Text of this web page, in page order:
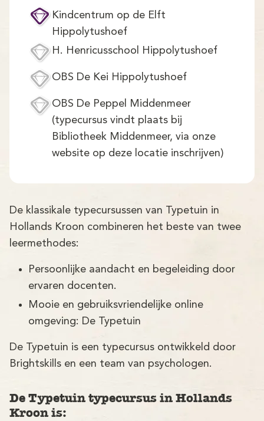
Demo
Aanmelden
Kindcentrum op de Elft
Hippolytushoef
H. Henricusschool Hippolytushoef
OBS De Kei Hippolytushoef
OBS De Peppel Middenmeer
(typecursus vindt plaats bij
Bibliotheek Middenmeer, via onze
website op deze locatie inschrijven)
De klassikale typecursussen van Typetuin in
Hollands Kroon combineren het beste van twee
leermethodes:
Persoonlijke aandacht en begeleiding door
ervaren docenten.
Mooie en gebruiksvriendelijke online
omgeving: De Typetuin
De Typetuin is een typecursus ontwikkeld door
Brightskills en een team van psychologen.
De Typetuin typecursus in Hollands
Kroon is: